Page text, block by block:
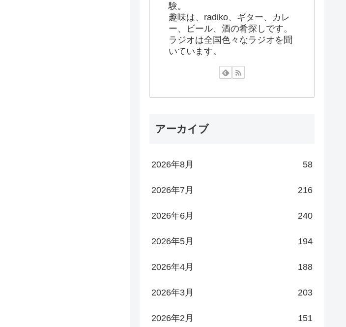
験。
趣味は、radiko、ギター、カレ
ー、ビール、酒の肴探しです。
ラジオは全国色々なラジオを聞
いています。
アーカイブ
2026年8月 58
2026年7月 216
2026年6月 240
2026年5月 194
2026年4月 188
2026年3月 203
2026年2月 151